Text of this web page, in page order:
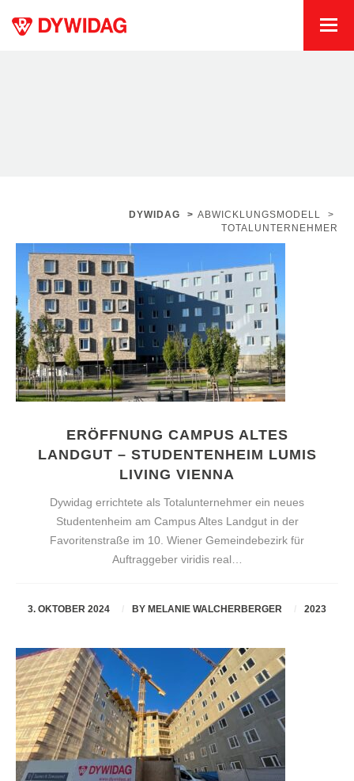
DYWIDAG > ABWICKLUNGSMODELL
>
TOTALUNTERNEHMER
ERÖFFNUNG CAMPUS ALTES
LANDGUT – STUDENTENHEIM LUMIS
LIVING VIENNA
Dywidag errichtete als Totalunternehmer ein neues
Studentenheim am Campus Altes Landgut in der
Favoritenstraße im 10. Wiener Gemeindebezirk für
Auftraggeber viridis real…
3. OKTOBER 2024 BY MELANIE WALCHERBERGER 2023